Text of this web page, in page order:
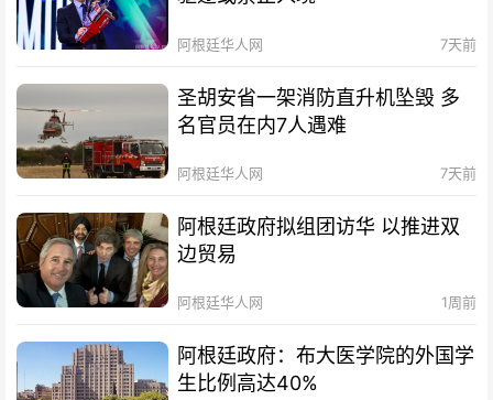
阿根廷华人网 7天前
圣胡安省一架消防直升机坠毁 多
名官员在内7人遇难
阿根廷华人网 7天前
阿根廷政府拟组团访华 以推进双
边贸易
阿根廷华人网 1周前
阿根廷政府：布大医学院的外国学
生比例高达40%